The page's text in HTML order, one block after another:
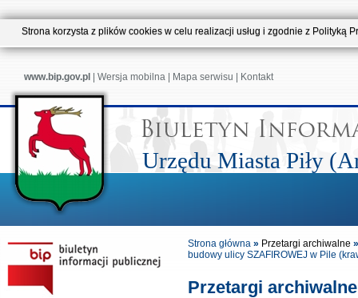
Strona korzysta z plików cookies w celu realizacji usług i zgodnie z
www.bip.gov.pl Wersja mobilna Mapa serwisu Kontakt
Urzędu Miasta Piły
Strona główna » Przetargi archiwalne »
budowy ulicy SZAFIROWEJ w Pile
Przetargi